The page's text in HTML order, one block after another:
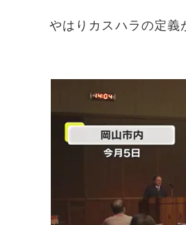
やはりカスハラの定義